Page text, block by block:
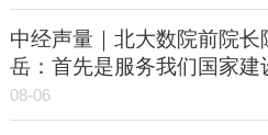
中经声量｜北大数院前院长
岳：首先是服务我们国家建
08-06